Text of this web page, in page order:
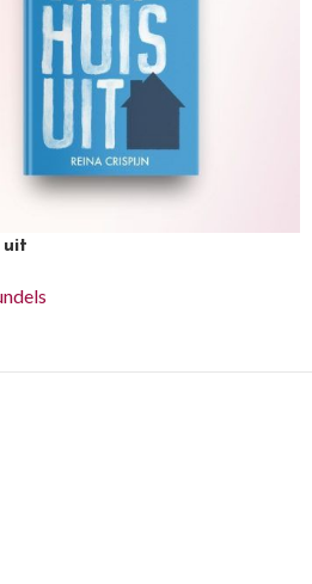
uit